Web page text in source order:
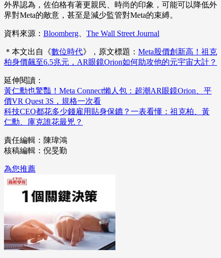
外界認為，佐伯格有著更親民、時尚的印象，可能可以降低外
界對Meta的敵意，甚至是減少監管對Meta的束縛。
資料來源： Bloomberg The Wall Street Journal
＊本文出自《數位時代》，原文標題： Meta股價創新高！祖克
柏身價飆至6.5兆元，AR眼鏡Orion如何助攻他的元宇宙大計？
延伸閱讀：
黃仁勳也驚豔！Meta Connect懶人包：超潮AR眼鏡Orion、平
價VR Quest 3S，規格一次看
科技CEO都花多少錢雇用貼身保鑣？一表看懂：祖克柏、黃
仁勳、庫克誰花最兇？
責任編輯：陳瑋鴻
核稿編輯：倪旻勤
為您推薦